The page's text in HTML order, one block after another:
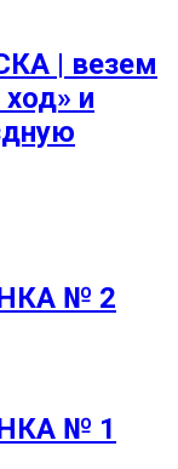
| везем
и
№ 2
№ 1